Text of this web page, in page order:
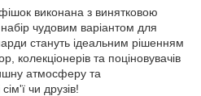
виконана з винятковою
чудовим варіантом для
стануть ідеальним рішенням
колекціонерів та поціновувачів
атмосферу та
чи друзів!